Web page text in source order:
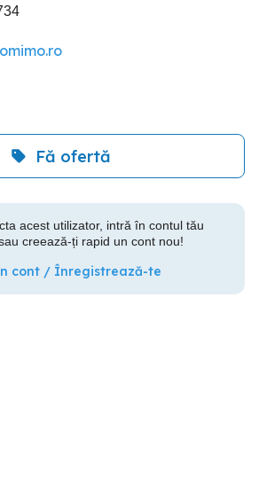
Fă ofertă
acest utilizator, intră în contul tău
creează-ți rapid un cont nou!
cont / Înregistrează-te